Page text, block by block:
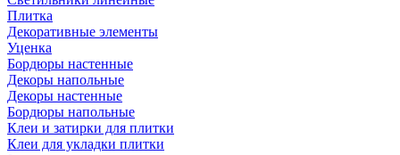
Плитка
Декоративные элементы
Уценка
Бордюры настенные
Декоры напольные
Декоры настенные
Бордюры напольные
Клеи и затирки для плитки
Клеи для укладки плитки